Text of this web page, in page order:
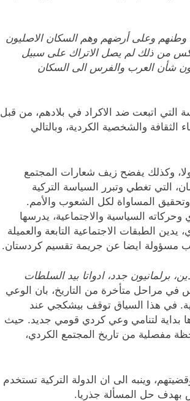
وطنهم وعلى أرضهم وهم السكان الاصليون
من ذلك لم يصل الاتراك على سبيل
شأن العرب والفرس الى السكان
التي اتبعت ضد الاكراد في بلادهم، من قبل
الثقافة والشخصية الكردية، وبالتالي
وكذلك يفضح زيف شعارات المجتمع
التي تغطي وتبرر السياسة التركية
المساواة لكل الشعوب والأمم.
السياسية والاجتماعية، يدرسها
يدين الطبقات الاجتماعية التابعة والعميلة
مسؤولة ايضا عن جريمة تقسيم كردستان.
برلمانيون جدد، ادواتا بيد السلطات
في مراحل متأخرة من التاريخ، بان الوعي
في هذا السياق توقف بيشكجي عند
لنشطاء الكورد في ديار بكر عام 1971م، فاعتبرها بداية لتنامي وعي كردي قومي جديد. حيث
مفصلية من تاريخ المجتمع الكردي،
وينبه الى ان الدولة التركية تستخدم
بهدف حل المسألة جذريا.